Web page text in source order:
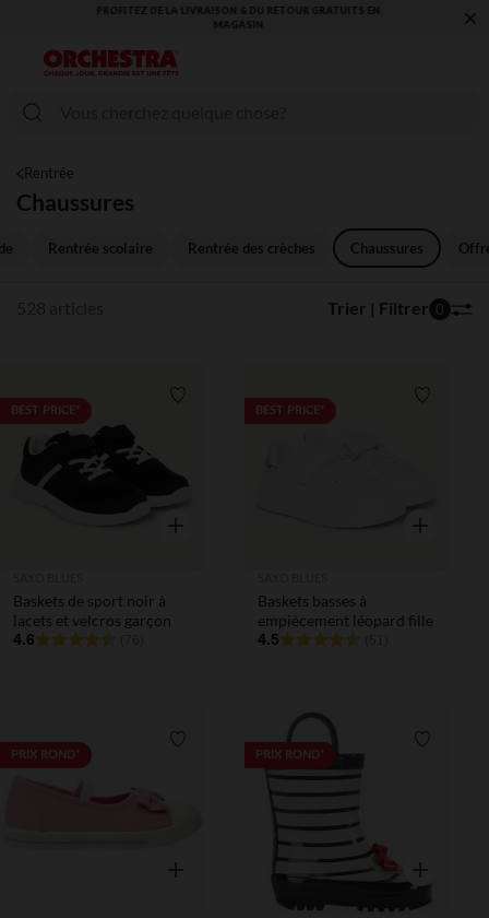
VOUS ALLEZ ADORER LA RENTRÉE ! DÉCOUVREZ LA NOUVELLE
COLLECTION !
×
Rentrée
Chaussures
Rentrée scolaire Rentrée des crèches Chaussures
Trier | Filtrer 0
BEST PRICE* Liste de souhaits
Aperçu rapide
Baskets de sport noir à
lacets et velcros garçon
4.6
BEST PRICE*
Aperçu
Baskets basses à
empiècement léopard fille
4.5
PRIX ROND* Liste de souhaits
Aperçu rapide
PRIX ROND*
Aperçu